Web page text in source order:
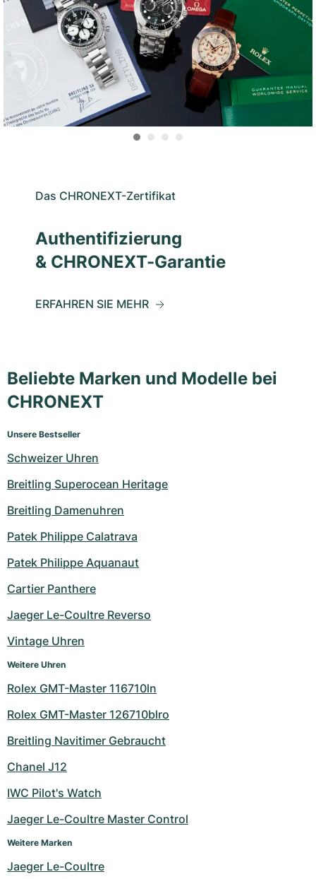
Das CHRONEXT-Zertifikat
Authentifizierung
& CHRONEXT-Garantie
ERFAHREN SIE MEHR
Beliebte Marken und Modelle bei
CHRONEXT
Unsere Bestseller
Schweizer Uhren
Breitling Superocean Heritage
Breitling Damenuhren
Patek Philippe Calatrava
Patek Philippe Aquanaut
Cartier Panthere
Jaeger Le-Coultre Reverso
Vintage Uhren
Weitere Uhren
Rolex GMT-Master 116710ln
Rolex GMT-Master 126710blro
Breitling Navitimer Gebraucht
Chanel J12
IWC Pilot's Watch
Jaeger Le-Coultre Master Control
Weitere Marken
Jaeger Le-Coultre